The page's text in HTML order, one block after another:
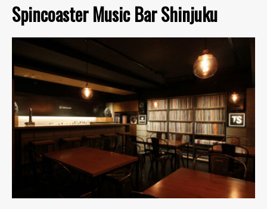
Spincoaster Music Bar Shinjuku